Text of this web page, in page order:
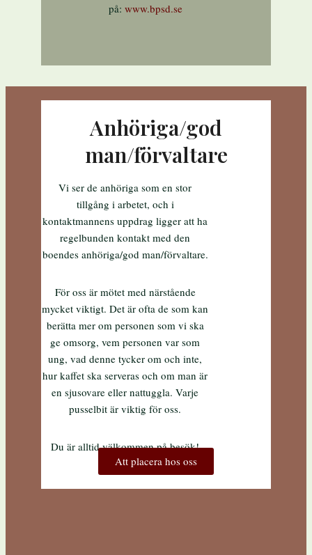
på: www.bpsd.se
Anhöriga/god
man/förvaltare
Vi ser de anhöriga som en stor
tillgång i arbetet, och i
kontaktmannens uppdrag ligger att ha
regelbunden kontakt med den
boendes anhöriga/god man/förvaltare.
För oss är mötet med närstående
mycket viktigt. Det är ofta de som kan
berätta mer om personen som vi ska
ge omsorg, vem personen var som
ung, vad denne tycker om och inte,
hur kaffet ska serveras och om man är
en sjusovare eller nattuggla. Varje
pusselbit är viktig för oss.
Du är alltid välkommen på besök!
Att placera hos oss